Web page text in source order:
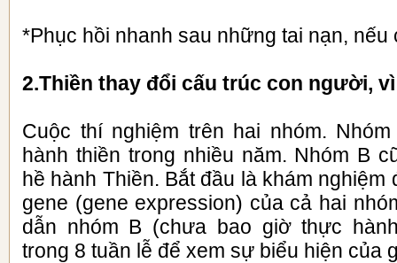
*Phục hồi nhanh sau những tai nạn, nếu
2.Thiền thay đổi cấu trúc con người,
Cuộc thí nghiệm trên hai nhóm.
hành thiền trong nhiều năm. Nhóm B
hề hành Thiền. Bắt đầu là khám nghiệm
gene (gene expression) của cả hai
dẫn nhóm B (chưa bao giờ thực
trong 8 tuần lễ để xem sự biểu hiện của